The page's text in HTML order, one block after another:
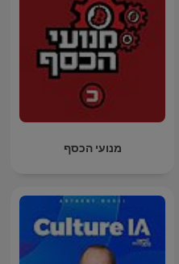
מנועי הכסף